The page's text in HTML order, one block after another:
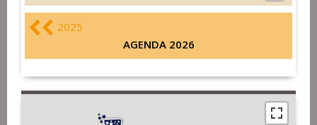
2025
AGENDA 2026